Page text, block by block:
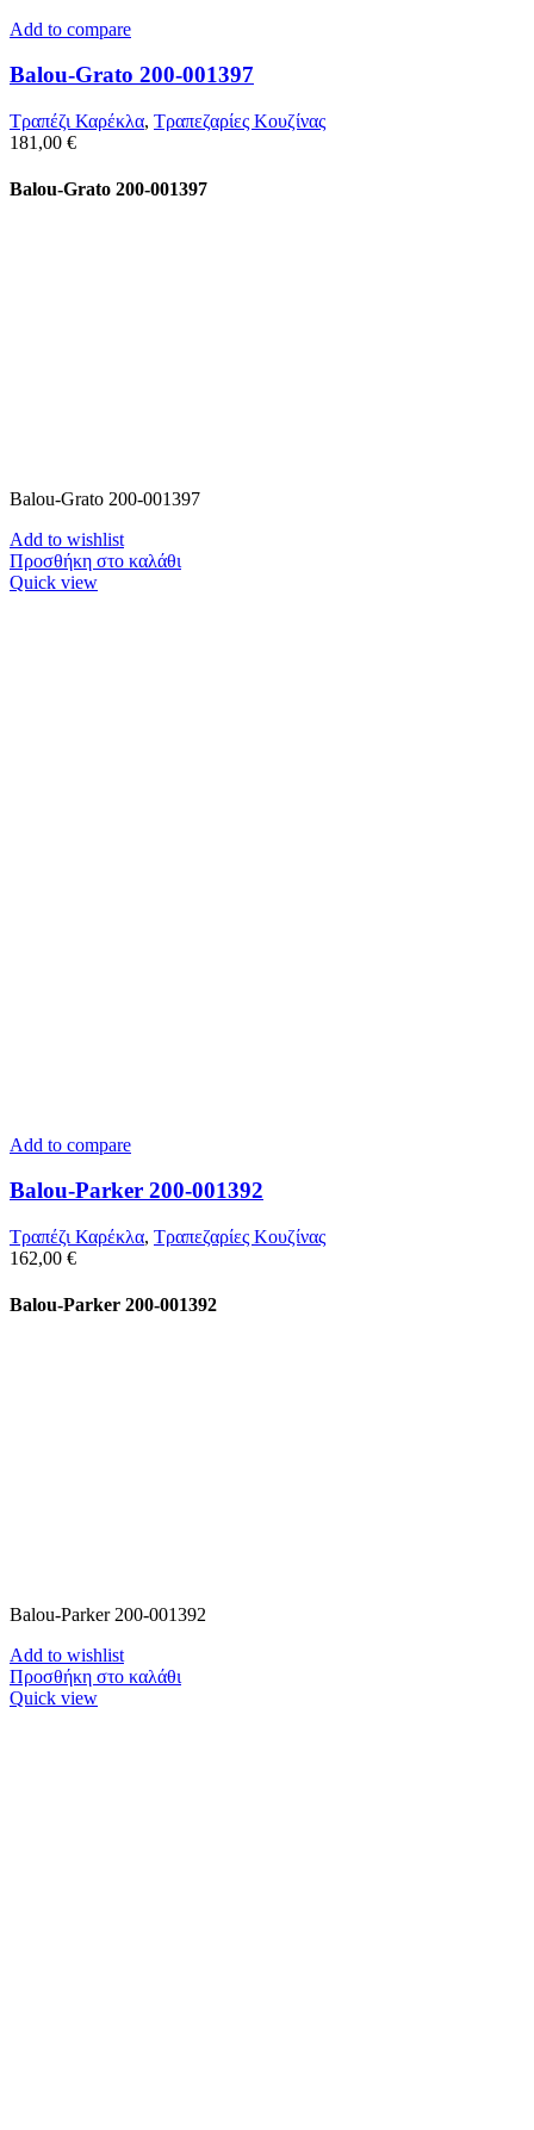
Add to compare
Balou-Grato 200-001397
Τραπέζι Καρέκλα, Τραπεζαρίες Κουζίνας
181,00 €
Balou-Grato 200-001397
Balou-Grato 200-001397
Add to wishlist
Προσθήκη στο καλάθι
Quick view
Add to compare
Balou-Parker 200-001392
Τραπέζι Καρέκλα, Τραπεζαρίες Κουζίνας
162,00 €
Balou-Parker 200-001392
Balou-Parker 200-001392
Add to wishlist
Προσθήκη στο καλάθι
Quick view